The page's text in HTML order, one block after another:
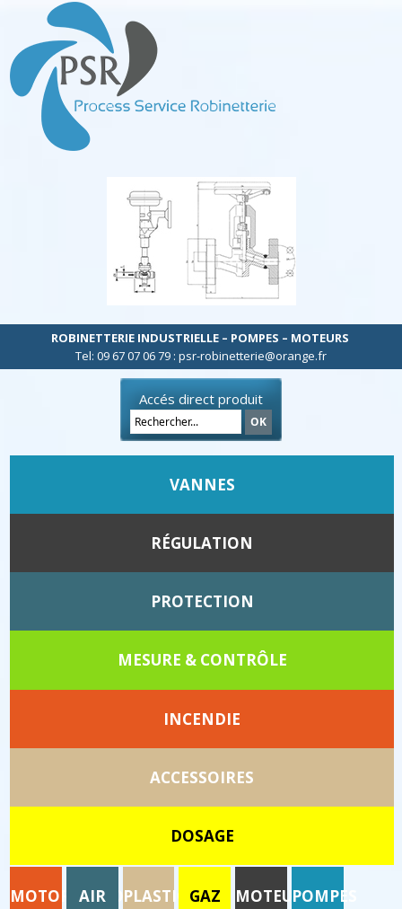
ROBINETTERIE INDUSTRIELLE – POMPES – MOTEURS
Tel: 09 67 07 06 79 : psr-robinetterie@orange.fr
Accés direct produit
VANNES
RÉGULATION
PROTECTION
MESURE & CONTRÔLE
INCENDIE
ACCESSOIRES
DOSAGE
MOTORISATION
AIR
PLASTIQUE
GAZ MOTEURSPOMPES